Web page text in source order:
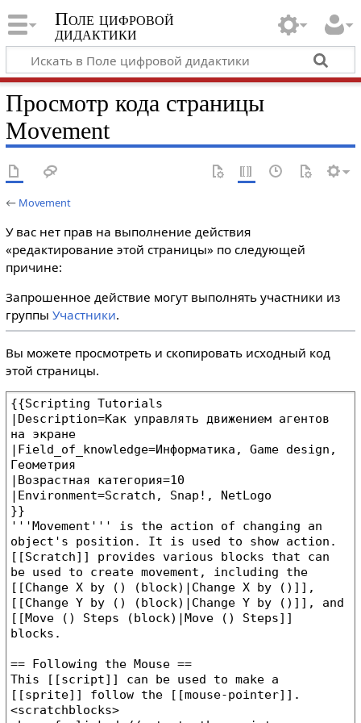
Поле цифровой
дидактики
Просмотр кода страницы
Movement
← Movement
У вас нет прав на выполнение действия
«редактирование этой страницы» по следующей
причине:
Запрошенное действие могут выполнять участники из
группы Участники.
Вы можете просмотреть и скопировать исходный код
этой страницы.